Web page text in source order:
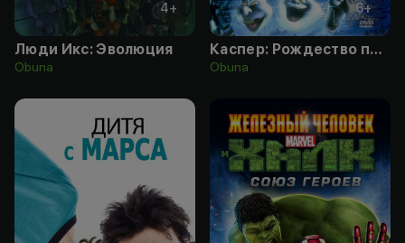
4+
Люди Икс: Эволюция
Obuna
6+
Каспер: Рождество призраков
Obuna